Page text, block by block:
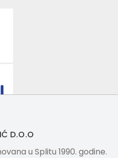
D.O.O
u Splitu 1990. godine.